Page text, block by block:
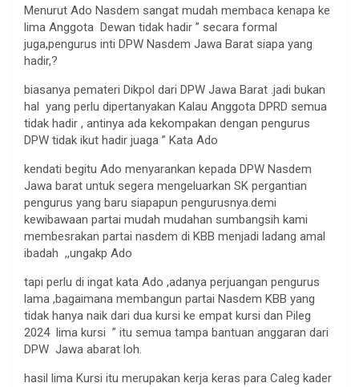
Menurut Ado Nasdem sangat mudah membaca kenapa ke
lima Anggota Dewan tidak hadir ” secara formal
juga,pengurus inti DPW Nasdem Jawa Barat siapa yang
hadir,?
biasanya pemateri Dikpol dari DPW Jawa Barat .jadi bukan
hal yang perlu dipertanyakan Kalau Anggota DPRD semua
tidak hadir , antinya ada kekompakan dengan pengurus
DPW tidak ikut hadir juaga ” Kata Ado
kendati begitu Ado menyarankan kepada DPW Nasdem
Jawa barat untuk segera mengeluarkan SK pergantian
pengurus yang baru siapapun pengurusnya.demi
kewibawaan partai mudah mudahan sumbangsih kami
membesrakan partai nasdem di KBB menjadi ladang amal
ibadah ,,ungakp Ado
tapi perlu di ingat kata Ado ,adanya perjuangan pengurus
lama ,bagaimana membangun partai Nasdem KBB yang
tidak hanya naik dari dua kursi ke empat kursi dan Pileg
2024 lima kursi ” itu semua tampa bantuan anggaran dari
DPW Jawa abarat loh.
hasil lima Kursi itu merupakan kerja keras para Caleg kader